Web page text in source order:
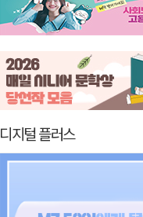
디지털 플러스